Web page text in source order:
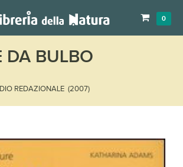
0
DA BULBO
REDAZIONALE (2007)